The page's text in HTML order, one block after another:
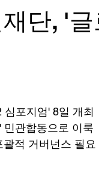
단, '
포지엄' 8일 개최
민관합동으로 이룩
적 거버넌스 필요